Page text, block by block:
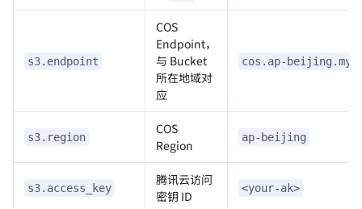
s3.endpoint
COS
Endpoint，
与 Bucket
所在地域对
应
cos.ap-
s3.region
COS
Region
ap-beijing
s3.access_key
腾讯云访问
密钥 ID
<your-ak>